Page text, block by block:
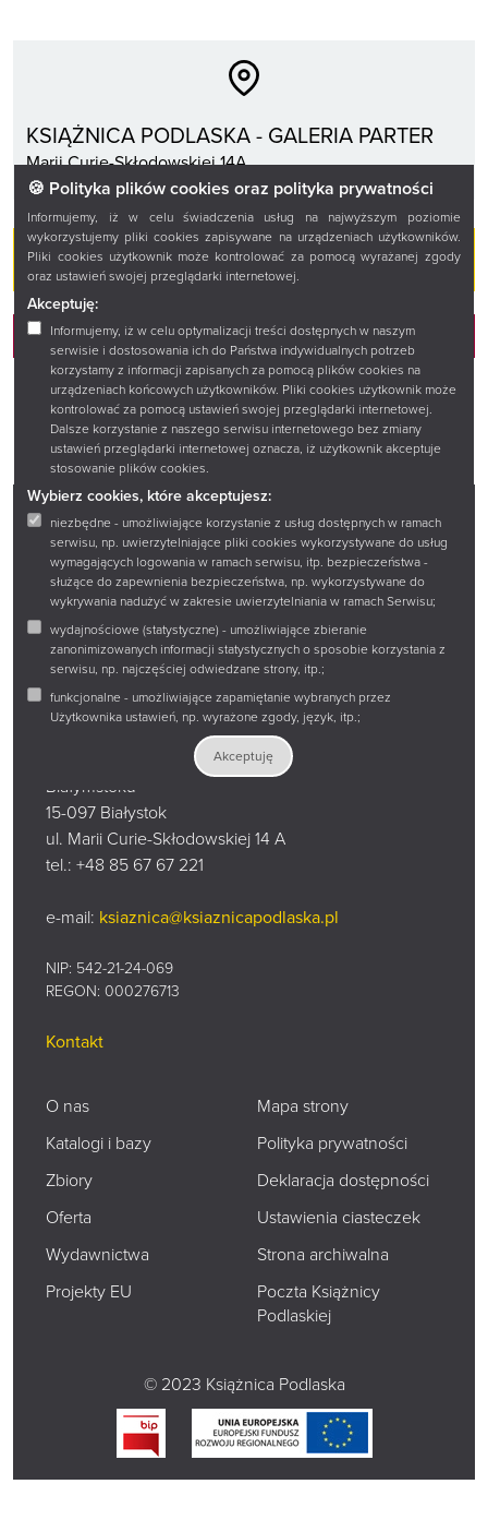
🍪 Polityka plików cookies oraz polityka prywatności
Informujemy, iż w celu świadczenia usług na najwyższym poziomie
wykorzystujemy pliki cookies zapisywane na urządzeniach użytkowników.
Pliki cookies użytkownik może kontrolować za pomocą wyrażanej zgody
oraz ustawień swojej przeglądarki internetowej.
Akceptuję:
Informujemy, iż w celu optymalizacji treści dostępnych w naszym
serwisie i dostosowania ich do Państwa indywidualnych potrzeb
korzystamy z informacji zapisanych za pomocą plików cookies na
urządzeniach końcowych użytkowników. Pliki cookies użytkownik może
kontrolować za pomocą ustawień swojej przeglądarki internetowej.
Dalsze korzystanie z naszego serwisu internetowego bez zmiany
ustawień przeglądarki internetowej oznacza, iż użytkownik akceptuje
stosowanie plików cookies.
Wybierz cookies, które akceptujesz:
niezbędne - umożliwiające korzystanie z usług dostępnych w ramach
serwisu, np. uwierzytelniające pliki cookies wykorzystywane do usług
wymagających logowania w ramach serwisu, itp. bezpieczeństwa -
służące do zapewnienia bezpieczeństwa, np. wykorzystywane do
wykrywania nadużyć w zakresie uwierzytelniania w ramach Serwisu;
wydajnościowe (statystyczne) - umożliwiające zbieranie
zanonimizowanych informacji statystycznych o sposobie korzystania z
serwisu, np. najczęściej odwiedzane strony, itp.;
funkcjonalne - umożliwiające zapamiętanie wybranych przez
Użytkownika ustawień, np. wyrażone zgody, język, itp.;
Akceptuję
KSIĄŻNICA PODLASKA - GALERIA PARTER
Marii Curie-Skłodowskiej 14A
WSTĘP WOLNY
OBEJRZYJ
Facebook
TwitterInstagramYouTube
Zadaj pytanie
Wirtualny spacer
Sklep
Książnica Podlaska im. Łukasza Górnickiego w
Białymstoku
15-097 Białystok
ul. Marii Curie-Skłodowskiej 14 A
tel.: +48 85 67 67 221
e-mail: ksiaznica@ksiaznicapodlaska.pl
NIP: 542-21-24-069
REGON: 000276713
Kontakt
O nas
Katalogi i bazy
Zbiory
Oferta
Wydawnictwa
Projekty EU
Mapa strony
Polityka prywatności
Deklaracja dostępności
Ustawienia ciasteczek
Strona archiwalna
Poczta Książnicy
Podlaskiej
© 2023 Książnica Podlaska